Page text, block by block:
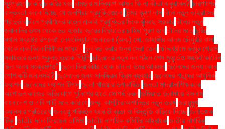
সূর্যগ্রহণ চাকরি চাকরির খবর চামড়ার মানিব্যাগ আসল কি না কীভাবে বুঝবেন? চারপাশের
বাস্তবতা বদলে দিচ্ছে যে জনপ্রিয় প্রযুক্তিগুলো চিন্ময় কৃষ্ণ দাস চীনে নতুন ভাইরাসের
প্রাদুর্ভাব চীনে প্রবীণদের যত্নে এআই প্রযুক্তির দিকে ঝুঁকছে সরকার চীনের নতুন
জ্বালানির উৎস থেকে ৬০ হাজার বছরের বিদ্যুতের চাহিদা পূরণ হবে চীনের মতে চুরির
স্থান স্বরাষ্ট্র উপদেষ্টা লেফটেন্যান্ট জেনারেল (অব.) মো. জাহাঙ্গীর আলম চৌধুরীর বাসা
থেকে এক কিলোমিটারের মধ্যে। চুল বড় করার জন্য সেরা তেল চৌদ্দগ্রামে বন্ধুর প্রেমে
সহায়তার জন্য স্কুলছাত্রকে পিটুনি ছাত্রদের নতুন দল গঠনে শেষ মুহূর্তেও সঙ্কট কাটেনি
ছিল অন্য সংক্রমণও" ছেলে ক্রিকেটার হোক চান না উমর আকমল ছেলেদের জন্য কোন
পোশাকটি মানানসই? ছেলেদের জন্য সানস্ক্রিন ক্রিম ব্যবহার ছেলেদের পছন্দের আধুনিক
ফ্যাশন ছেলেদের ফ্যাশন টিপস ছোলা খাওয়ার উপকারিতা জনতা মাদ্রাসাশিক্ষককে
অশোভন কাজের অভিযোগে পুলিশের হাতে সোপর্দ করল জমিয়তে উলামায়ে ইসলাম
বাংলাদেশ ও এবি পার্টি মনে করে যে জম্মু–কাশ্মীরে অশান্তির নতুন তরঙ্গ জরায়ুমুখ
ক্যানসার প্রতিরোধ জলবায়ু পরিবর্তন খরার তীব্রতা ও বিস্তৃতি বাড়িয়ে দিচ্ছে জলাতঙ্ক
টিকা জাতীয় দলে ফিরছেন তামিম! জাতীয় নাগরিক কমিটির আহ্বায়ক জাতীয় নাগরিক